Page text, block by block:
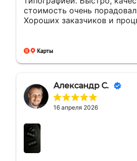
стоимость очень
Хороших заказчиков и
Александр С.
16 апреля 2026